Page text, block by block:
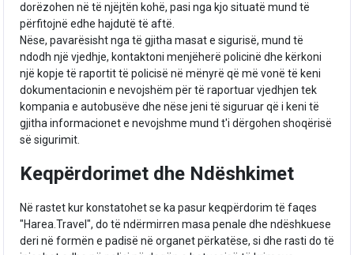
dorëzohen në të njëjtën kohë, pasi nga kjo situatë mund të
përfitojnë edhe hajdutë të aftë.
Nëse, pavarësisht nga të gjitha masat e sigurisë, mund të
ndodh një vjedhje, kontaktoni menjëherë policinë dhe kërkoni
një kopje të raportit të policisë në mënyrë që më vonë të keni
dokumentacionin e nevojshëm për të raportuar vjedhjen tek
kompania e autobusëve dhe nëse jeni të siguruar që i keni të
gjitha informacionet e nevojshme mund t'i dërgohen shoqërisë
së sigurimit.
Keqpërdorimet dhe Ndëshkimet
Në rastet kur konstatohet se ka pasur keqpërdorim të faqes
"Harea.Travel", do të ndërmirren masa penale dhe ndëshkuese
deri në formën e padisë në organet përkatëse, si dhe rasti do të